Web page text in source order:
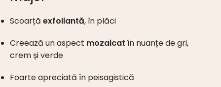
Scoarță exfoliantă, în plăci
Creează un aspect mozaicat în nuanțe de gri,
crem și verde
Foarte apreciată în peisagistică